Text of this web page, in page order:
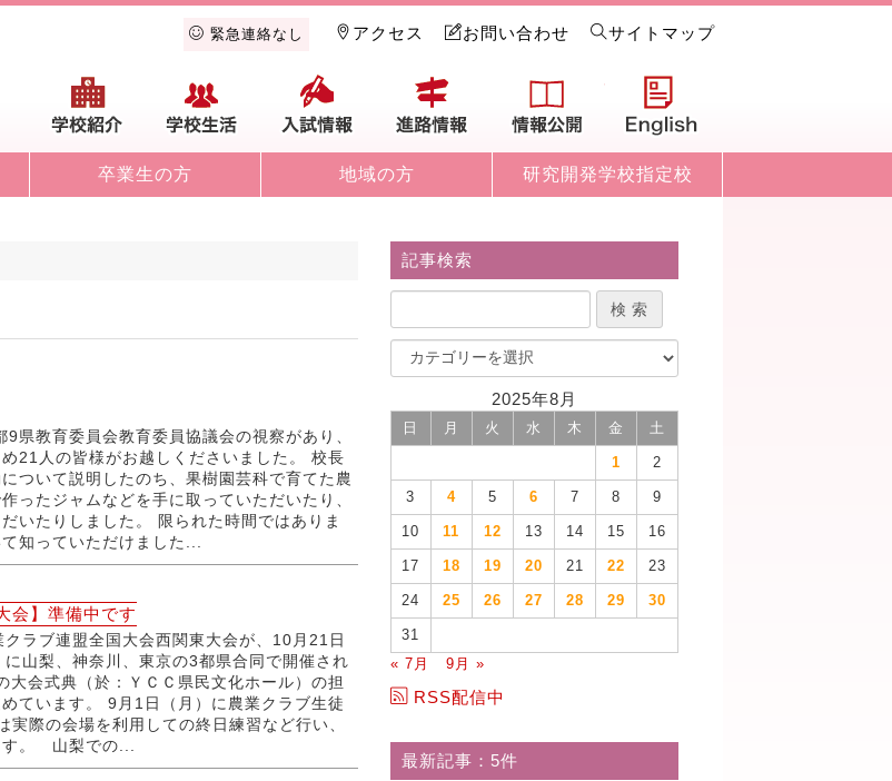
緊急連絡なし アクセス お問い合わせ サイトマップ
学校紹介 学校生活 入試情報 進路情報 情報公開
卒業生の方 地域の方 研究開発学校指定校
教育委員会教育委員協議会の視察があり、
21人の皆様がお越しくださいました。 校長
ついて説明したのち、果樹園芸科で育てた農
ったジャムなどを手に取っていただいたり、
いたりしました。 限られた時間ではありま
知っていただけました...
会】準備中です
ラブ連盟全国大会西関東大会が、10月21日
に山梨、神奈川、東京の3都県合同で開催され
大会式典（於：ＹＣＣ県民文化ホール）の担
ています。 9月1日（月）に農業クラブ生徒
実際の会場を利用しての終日練習など行い、
。 山梨での...
記事検索
2025年8月
日 月 火 水 木 金 土
1 2
3 4 5 6 7 8 9
10 11 12 13 14 15 16
17 18 19 20 21 22 23
24 25 26 27 28 29 30
31
« 7月
9月 »
RSS配信中
最新記事：5件